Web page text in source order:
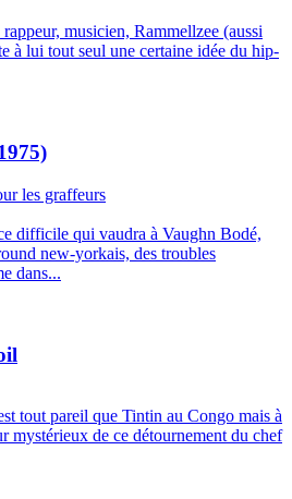
musicien, Rammellzee (aussi
lui tout seul une certaine idée du hip-
les graffeurs
difficile qui vaudra à Vaughn Bodé,
new-yorkais, des troubles
dans...
tout pareil que Tintin au Congo mais à
mystérieux de ce détournement du chef